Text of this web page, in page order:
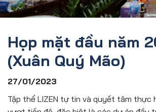
Họp mặt đầu năm
(Xuân Quý Mão)
27/01/2023
Tập thể LIZEN tự tin và quyết tâm thực